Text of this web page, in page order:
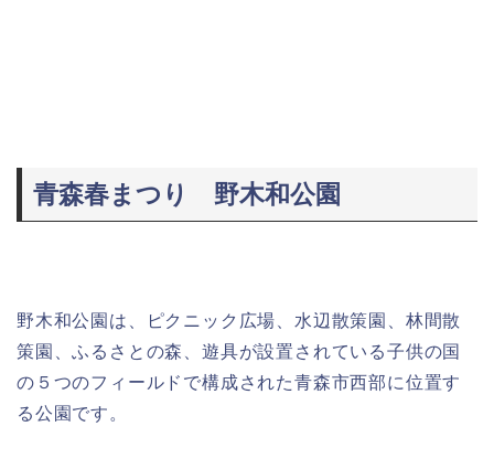
青森春まつり 野木和公園
野木和公園は、ピクニック広場、水辺散策園、林間散
策園、ふるさとの森、遊具が設置されている子供の国
の５つのフィールドで構成された青森市西部に位置す
る公園です。